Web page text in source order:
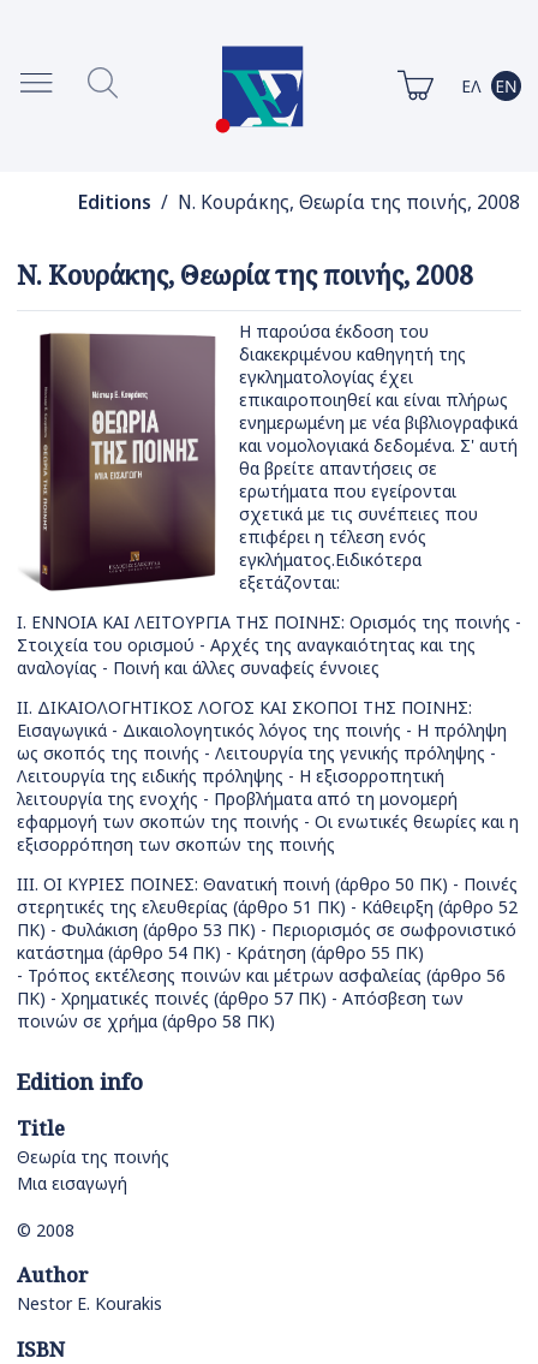
Editions / Ν. Κουράκης, Θεωρία της ποινής, 2008
Ν. Κουράκης, Θεωρία της ποινής, 2008
Η παρούσα έκδοση του
διακεκριμένου καθηγητή της
εγκληματολογίας έχει
επικαιροποιηθεί και είναι πλήρως
ενημερωμένη με νέα βιβλιογραφικά
και νομολογιακά δεδομένα. Σ' αυτή
θα βρείτε απαντήσεις σε
ερωτήματα που εγείρονται
σχετικά με τις συνέπειες που
επιφέρει η τέλεση ενός
εγκλήματος.Ειδικότερα
εξετάζονται:
I. ΕΝΝΟΙΑ ΚΑΙ ΛΕΙΤΟΥΡΓΙΑ ΤΗΣ ΠΟΙΝΗΣ: Ορισμός της ποινής -
Στοιχεία του ορισμού - Αρχές της αναγκαιότητας και της
αναλογίας - Ποινή και άλλες συναφείς έννοιες
II. ΔΙΚΑΙΟΛΟΓΗΤΙΚΟΣ ΛΟΓΟΣ ΚΑΙ ΣΚΟΠΟΙ ΤΗΣ ΠΟΙΝΗΣ:
Εισαγωγικά - Δικαιολογητικός λόγος της ποινής - Η πρόληψη
ως σκοπός της ποινής - Λειτουργία της γενικής πρόληψης -
Λειτουργία της ειδικής πρόληψης - Η εξισορροπητική
λειτουργία της ενοχής - Προβλήματα από τη μονομερή
εφαρμογή των σκοπών της ποινής - Οι ενωτικές θεωρίες και η
εξισορρόπηση των σκοπών της ποινής
III. ΟΙ ΚΥΡΙΕΣ ΠΟΙΝΕΣ: Θανατική ποινή (άρθρο 50 ΠΚ) - Ποινές
στερητικές της ελευθερίας (άρθρο 51 ΠΚ) - Κάθειρξη (άρθρο 52
ΠΚ) - Φυλάκιση (άρθρο 53 ΠΚ) - Περιορισμός σε σωφρονιστικό
κατάστημα (άρθρο 54 ΠΚ) - Κράτηση (άρθρο 55 ΠΚ)
- Τρόπος εκτέλεσης ποινών και μέτρων ασφαλείας (άρθρο 56
ΠΚ) - Χρηματικές ποινές (άρθρο 57 ΠΚ) - Απόσβεση των
ποινών σε χρήμα (άρθρο 58 ΠΚ)
Edition info
Title
Θεωρία της ποινής
Μια εισαγωγή
© 2008
Author
Nestor E. Kourakis
ISBN